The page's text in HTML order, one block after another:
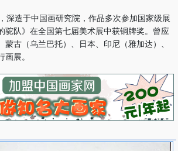
深造于中国画研究院，作品多次参加国家级展
驼队》在全国第七届美术展中获铜牌奖。曾应
古（乌兰巴托）、日本、印尼（雅加达）、
展。